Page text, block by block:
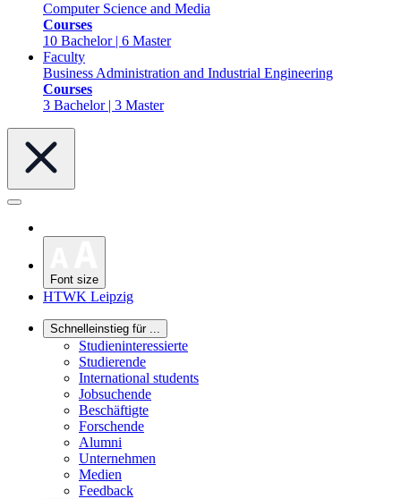
Computer Science and Media
Courses
10 Bachelor | 6 Master
Faculty
Business Administration and Industrial Engineering
Courses
3 Bachelor | 3 Master
Font size
HTWK Leipzig
Schnelleinstieg für ...
Studieninteressierte
Studierende
International students
Jobsuchende
Beschäftigte
Forschende
Alumni
Unternehmen
Medien
Feedback